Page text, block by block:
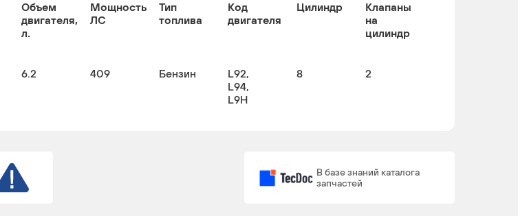
Объем
двигателя,
л.
Мощность
ЛС
Тип
топлива
Код
двигателя
Цилиндр
Клапаны
на
цилиндр
6.2 409 Бензин
L92,
L94,
L9H
8 2
В базе знаний каталога
запчастей